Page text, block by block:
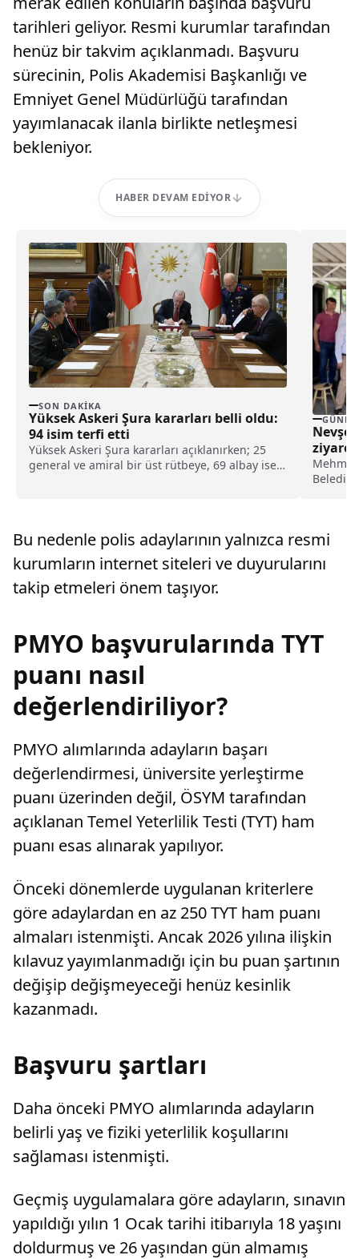
tarihleri geliyor. Resmi kurumlar tarafından
henüz bir takvim açıklanmadı. Başvuru
sürecinin, Polis Akademisi Başkanlığı ve
Emniyet Genel Müdürlüğü tarafından
yayımlanacak ilanla birlikte netleşmesi
bekleniyor.
HABER DEVAM EDIYOR
SON DAKIKA
Yüksek Askeri Şura kararları belli oldu:
94 isim terfi etti
Yüksek Askeri Şura kararları açıklanırken; 25
general ve amiral bir üst rütbeye, 69 albay ise
ziyaret
Mehmet
Bu nedenle polis adaylarının yalnızca resmi
kurumların internet siteleri ve duyurularını
takip etmeleri önem taşıyor.
PMYO başvurularında TYT
puanı nasıl
değerlendiriliyor?
PMYO alımlarında adayların başarı
değerlendirmesi, üniversite yerleştirme
puanı üzerinden değil, ÖSYM tarafından
açıklanan Temel Yeterlilik Testi (TYT) ham
puanı esas alınarak yapılıyor.
Önceki dönemlerde uygulanan kriterlere
göre adaylardan en az 250 TYT ham puanı
almaları istenmişti. Ancak 2026 yılına ilişkin
kılavuz yayımlanmadığı için bu puan şartının
değişip değişmeyeceği henüz kesinlik
kazanmadı.
Başvuru şartları
Daha önceki PMYO alımlarında adayların
belirli yaş ve fiziki yeterlilik koşullarını
sağlaması istenmişti.
Geçmiş uygulamalara göre adayların, sınavın
yapıldığı yılın 1 Ocak tarihi itibarıyla 18 yaşını
doldurmuş ve 26 yaşından gün almamış